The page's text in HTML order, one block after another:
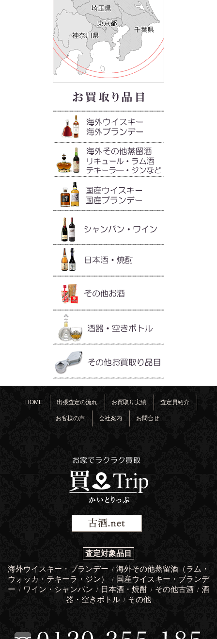
HOME 出張査定の流れ お買取り実績 査定員紹介
お客様の声 会社案内 お問合せ
査定対象品目
海外ウイスキー・ブランデー / 海外その他蒸留酒（ラム・
ウォッカ・テキーラ・ジン）
/ 国産ウイスキー・ブランデ
ー / ワイン・シャンパン / 日本酒・焼酎 / その他古酒 / 酒
器・空きボトル / その他